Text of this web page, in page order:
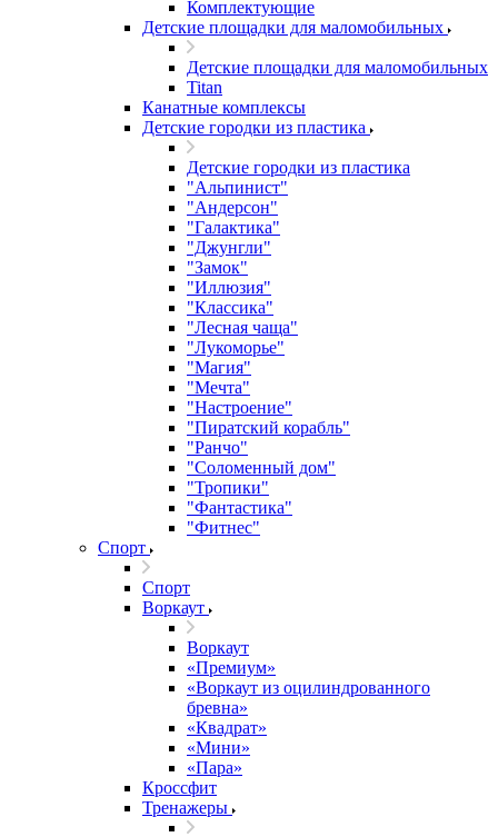
Комплектующие
Детские площадки для маломобильных
Детские площадки для маломобильных
Titan
Канатные комплексы
Детские городки из пластика
Детские городки из пластика
"Альпинист"
"Андерсон"
"Галактика"
"Джунгли"
"Замок"
"Иллюзия"
"Классика"
"Лесная чаща"
"Лукоморье"
"Магия"
"Мечта"
"Настроение"
"Пиратский корабль"
"Ранчо"
"Соломенный дом"
"Тропики"
"Фантастика"
"Фитнес"
Спорт
Спорт
Воркаут
Воркаут
«Премиум»
«Воркаут из оцилиндрованного
бревна»
«Квадрат»
«Мини»
«Пара»
Кроссфит
Тренажеры